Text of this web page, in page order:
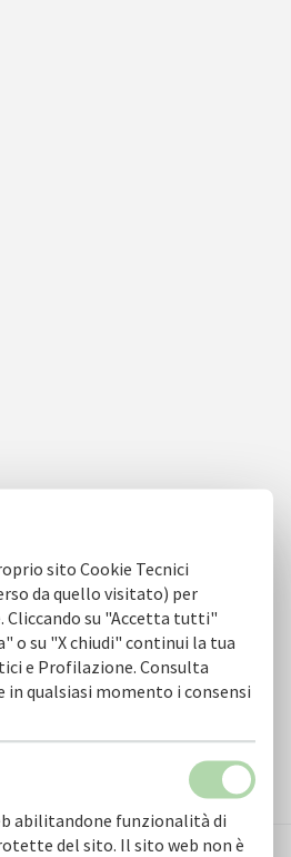
sito Cookie Tecnici
da quello visitato) per
Cliccando su "Accetta tutti"
o su "X chiudi" continui la tua
e Profilazione. Consulta
qualsiasi momento i consensi
abilitandone funzionalità di
del sito. Il sito web non è